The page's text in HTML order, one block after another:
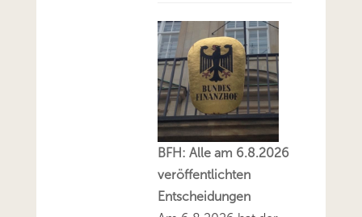
BFH: Alle am 6.8.2026
veröffentlichten
Entscheidungen